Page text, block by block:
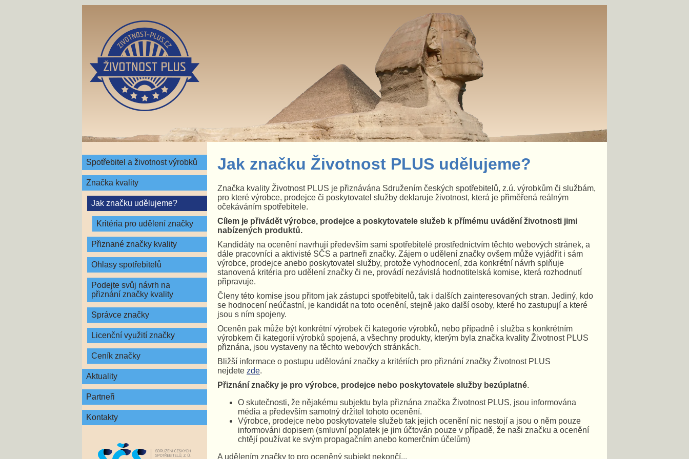
Spotřebitel a životnost výrobků
Značka kvality
Jak značku udělujeme?
Kritéria pro udělení značky
Přiznané značky kvality
Ohlasy spotřebitelů
Podejte svůj návrh na
přiznání značky kvality
Správce značky
Licenční využití značky
Ceník značky
Aktuality
Partneři
Kontakty
Jak značku Životnost PLUS udělujeme?
Značka kvality Životnost PLUS je přiznávána Sdružením českých spotřebitelů, z.ú. výrobkům či službám,
pro které výrobce, prodejce či poskytovatel služby deklaruje životnost, která je přiměřená reálným
očekáváním spotřebitele.
Cílem je přivádět výrobce, prodejce a poskytovatele služeb k přímému uvádění životnosti jimi
nabízených produktů.
Kandidáty na ocenění navrhují především sami spotřebitelé prostřednictvím těchto webových stránek, a
dále pracovníci a aktivisté SČS a partneři značky. Zájem o udělení značky ovšem může vyjádřit i sám
výrobce, prodejce anebo poskytovatel služby, protože vyhodnocení, zda konkrétní návrh splňuje
stanovená kritéria pro udělení značky či ne, provádí nezávislá hodnotitelská komise, která rozhodnutí
připravuje.
Členy této komise jsou přitom jak zástupci spotřebitelů, tak i dalších zainteresovaných stran. Jediný, kdo
se hodnocení neúčastní, je kandidát na toto ocenění, stejně jako další osoby, které ho zastupují a které
jsou s ním spojeny.
Oceněn pak může být konkrétní výrobek či kategorie výrobků, nebo případně i služba s konkrétním
výrobkem či kategorií výrobků spojená, a všechny produkty, kterým byla značka kvality Životnost PLUS
přiznána, jsou vystaveny na těchto webových stránkách.
Bližší informace o postupu udělování značky a kritériích pro přiznání značky Životnost PLUS
nejdete zde.
Přiznání značky je pro výrobce, prodejce nebo poskytovatele služby bezúplatné.
O skutečnosti, že nějakému subjektu byla přiznána značka Životnost PLUS, jsou informována
média a především samotný držitel tohoto ocenění.
Výrobce, prodejce nebo poskytovatele služeb tak jejich ocenění nic nestojí a jsou o něm pouze
informováni dopisem (smluvní poplatek je jim účtován pouze v případě, že naši značku a ocenění
chtějí používat ke svým propagačním anebo komerčním účelům)
A udělením značky to pro oceněný subjekt nekončí...